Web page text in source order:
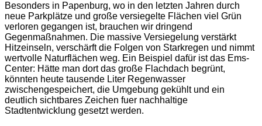
Besonders in Papenburg, wo in den letzten Jahren durch
neue Parkplätze und große versiegelte Flächen viel Grün
verloren gegangen ist, brauchen wir dringend
Gegenmaßnahmen. Die massive Versiegelung verstärkt
Hitzeinseln, verschärft die Folgen von Starkregen und nimmt
wertvolle Naturflächen weg. Ein Beispiel dafür ist das Ems-
Center: Hätte man dort das große Flachdach begrünt,
könnten heute tausende Liter Regenwasser
zwischengespeichert, die Umgebung gekühlt und ein
deutlich sichtbares Zeichen fuer nachhaltige
Stadtentwicklung gesetzt werden.